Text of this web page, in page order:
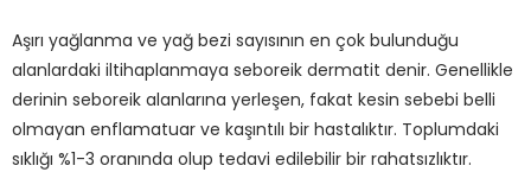
Aşırı yağlanma ve yağ bezi sayısının en çok bulunduğu
alanlardaki iltihaplanmaya seboreik dermatit denir. Genellikle
derinin seboreik alanlarına yerleşen, fakat kesin sebebi belli
olmayan enflamatuar ve kaşıntılı bir hastalıktır. Toplumdaki
sıklığı %1-3 oranında olup tedavi edilebilir bir rahatsızlıktır.